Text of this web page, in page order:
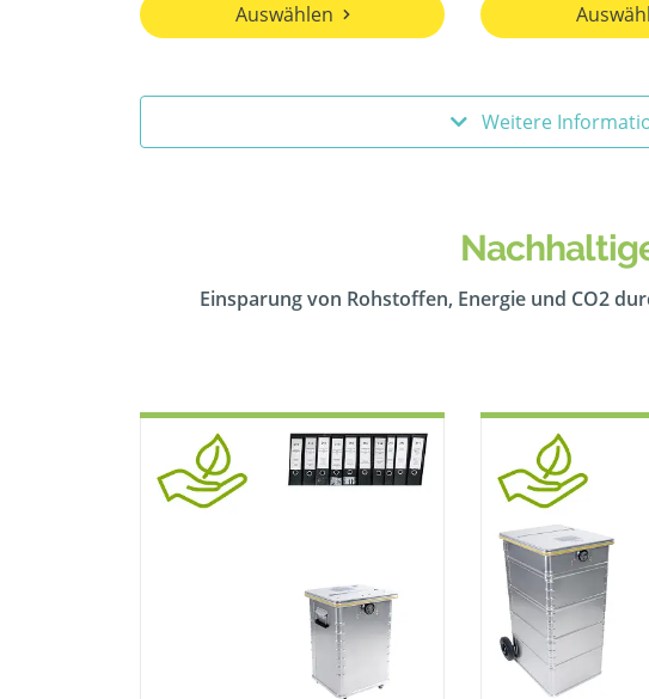
Auswählen
Weitere
Einsparung von Rohstoffen, Energie und CO2